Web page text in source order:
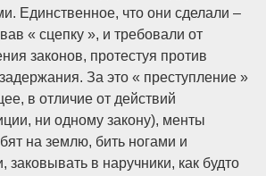
Единственное, что они сделали –
« сцепку », и требовали от
законов, протестуя против
За это « преступление »
в отличие от действий
ни одному закону), менты
на землю, бить ногами и
заковывать в наручники, как будто